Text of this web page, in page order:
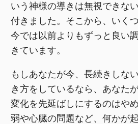
いう神様の導きは無視できな
付きました。そこから、いく
今では以前よりもずっと良い
きています。
もしあなたが今、長続きしな
き方をしているなら、あなた
変化を先延ばしにするのはや
弱や心臓の問題など、何かが